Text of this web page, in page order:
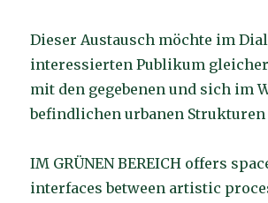
Dieser Austausch möchte im
interessierten Publikum
mit den gegebenen und sich im
befindlichen urbanen
IM GRÜNEN BEREICH offers
interfaces between artistic